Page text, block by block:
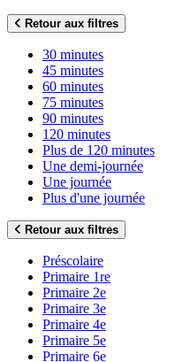
Retour aux filtres
30 minutes
45 minutes
60 minutes
75 minutes
90 minutes
120 minutes
Plus de 120 minutes
Une demi-journée
Une journée
Plus d'une journée
Retour aux filtres
Préscolaire
Primaire 1re
Primaire 2e
Primaire 3e
Primaire 4e
Primaire 5e
Primaire 6e